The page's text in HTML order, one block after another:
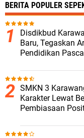
BERITA POPULER
Disdikbud
Baru, Tegaskan
Pendidikan
SMKN 3
Karakter Lewat
Pembiasaan